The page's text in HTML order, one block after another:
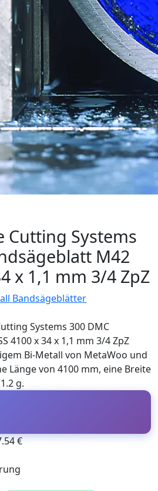
Cutting Systems
M42
x 1,1 mm 3/4 ZpZ
Bandsägeblätter
Systems 300 DMC
4100 x 34 x 1,1 mm 3/4 ZpZ
Bi-Metall von MetaWoo und
Länge von 4100 mm, eine Breite
g.
€